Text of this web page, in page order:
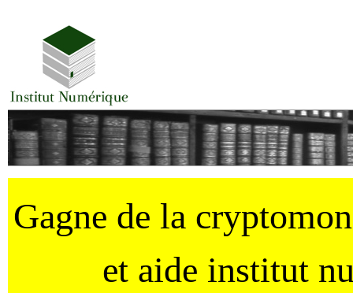
Gagne de la
et aide institut